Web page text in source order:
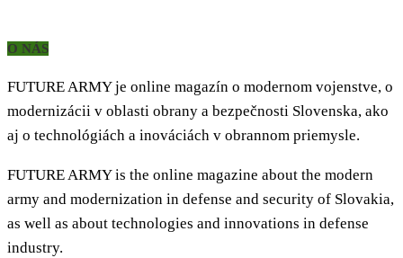
O NÁS
FUTURE ARMY je online magazín o modernom vojenstve, o
modernizácii v oblasti obrany a bezpečnosti Slovenska, ako
aj o technológiách a inováciách v obrannom priemysle.
FUTURE ARMY is the online magazine about the modern
army and modernization in defense and security of Slovakia,
as well as about technologies and innovations in defense
industry.